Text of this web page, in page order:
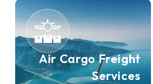
Air Cargo Freight
Services